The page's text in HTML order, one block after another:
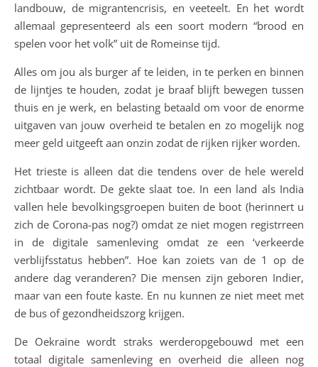
landbouw, de migrantencrisis, en veeteelt. En het wordt
allemaal gepresenteerd als een soort modern “brood en
spelen voor het volk” uit de Romeinse tijd.
Alles om jou als burger af te leiden, in te perken en binnen
de lijntjes te houden, zodat je braaf blijft bewegen tussen
thuis en je werk, en belasting betaald om voor de enorme
uitgaven van jouw overheid te betalen en zo mogelijk nog
meer geld uitgeeft aan onzin zodat de rijken rijker worden.
Het trieste is alleen dat die tendens over de hele wereld
zichtbaar wordt. De gekte slaat toe. In een land als India
vallen hele bevolkingsgroepen buiten de boot (herinnert u
zich de Corona-pas nog?) omdat ze niet mogen registrreen
in de digitale samenleving omdat ze een ‘verkeerde
verblijfsstatus hebben”. Hoe kan zoiets van de 1 op de
andere dag veranderen? Die mensen zijn geboren Indier,
maar van een foute kaste. En nu kunnen ze niet meet met
de bus of gezondheidszorg krijgen.
De Oekraine wordt straks werderopgebouwd met een
totaal digitale samenleving en overheid die alleen nog